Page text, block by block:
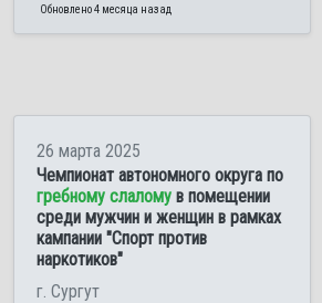
Обновлено 4 месяца назад
26 марта 2025
Чемпионат автономного округа по
гребному слалому в помещении
среди мужчин и женщин в рамках
кампании "Спорт против
наркотиков"
г. Сургут